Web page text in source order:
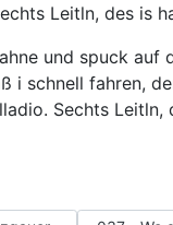
Leitln, des is
und spuck auf
i schnell fahren,
Sechts Leitln,